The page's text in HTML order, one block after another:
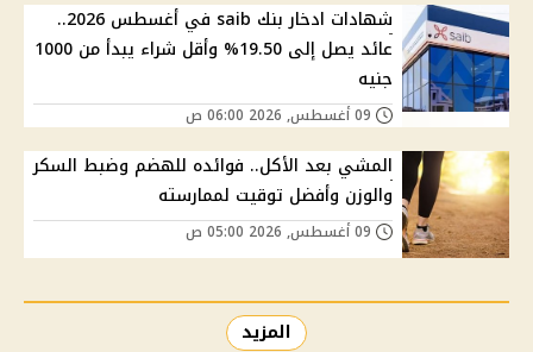
شهادات ادخار بنك saib في أغسطس 2026..
عائد يصل إلى 19.50% وأقل شراء يبدأ من 1000
جنيه
المشي بعد الأكل.. فوائده للهضم وضبط السكر
والوزن وأفضل توقيت لممارسته
المزيد